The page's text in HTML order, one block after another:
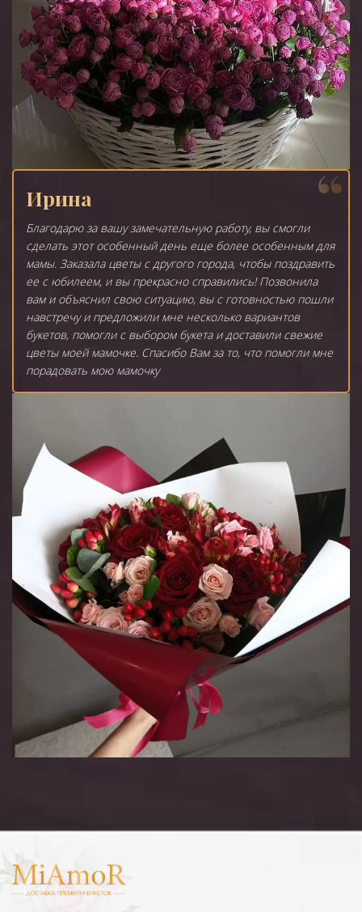
Ирина
Благодарю за вашу замечательную работу, вы смогли
сделать этот особенный день еще более особенным для
мамы. Заказала цветы с другого города, чтобы поздравить
ее с юбилеем, и вы прекрасно справились! Позвонила
вам и объяснил свою ситуацию, вы с готовностью пошли
навстречу и предложили мне несколько вариантов
букетов, помогли с выбором букета и доставили свежие
цветы моей мамочке. Спасибо Вам за то, что помогли мне
порадовать мою мамочку